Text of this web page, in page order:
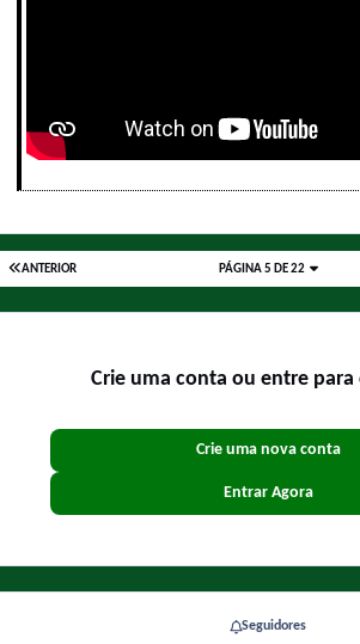
ANTERIOR PÁGINA 5 DE 22
Crie uma conta ou entre
Crie uma nova conta
Entrar Agora
Seguidores